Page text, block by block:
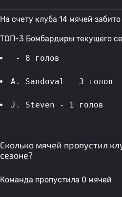
На счету клуба 14 мячей
ТОП-3 Бомбардиры текущего
- 8 голов
A. Sandoval - 3 голов
J. Steven - 1 голов
Сколько мячей пропустил
сезоне?
Команда пропустила 0 мячей